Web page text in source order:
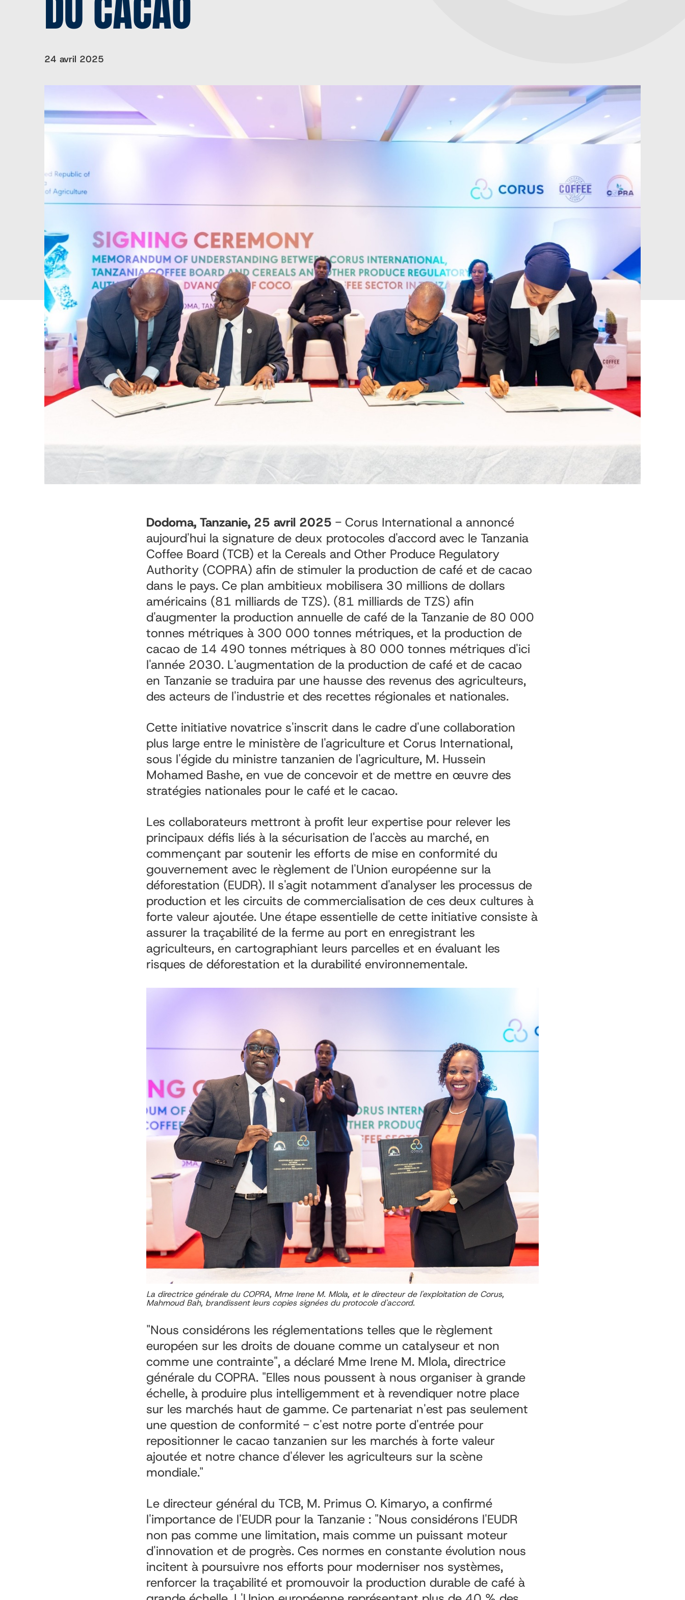
24 avril 2025
Dodoma, Tanzanie, 25 avril 2025 - Corus International a annoncé
aujourd'hui la signature de deux protocoles d'accord avec le Tanzania
Coffee Board (TCB) et la Cereals and Other Produce Regulatory
Authority (COPRA) afin de stimuler la production de café et de cacao
dans le pays. Ce plan ambitieux mobilisera 30 millions de dollars
américains (81 milliards de TZS). (81 milliards de TZS) afin
d'augmenter la production annuelle de café de la Tanzanie de 80 000
tonnes métriques à 300 000 tonnes métriques, et la production de
cacao de 14 490 tonnes métriques à 80 000 tonnes métriques d'ici
l'année 2030. L'augmentation de la production de café et de cacao
en Tanzanie se traduira par une hausse des revenus des agriculteurs,
des acteurs de l'industrie et des recettes régionales et nationales.
Cette initiative novatrice s'inscrit dans le cadre d'une collaboration
plus large entre le ministère de l'agriculture et Corus International,
sous l'égide du ministre tanzanien de l'agriculture, M. Hussein
Mohamed Bashe, en vue de concevoir et de mettre en œuvre des
stratégies nationales pour le café et le cacao.
Les collaborateurs mettront à profit leur expertise pour relever les
principaux défis liés à la sécurisation de l'accès au marché, en
commençant par soutenir les efforts de mise en conformité du
gouvernement avec le règlement de l'Union européenne sur la
déforestation (EUDR). Il s'agit notamment d'analyser les processus de
production et les circuits de commercialisation de ces deux cultures à
forte valeur ajoutée. Une étape essentielle de cette initiative consiste à
assurer la traçabilité de la ferme au port en enregistrant les
agriculteurs, en cartographiant leurs parcelles et en évaluant les
risques de déforestation et la durabilité environnementale.
La directrice générale du COPRA, Mme Irene M. Mlola, et le directeur de l'exploitation de Corus,
Mahmoud Bah, brandissent leurs copies signées du protocole d'accord.
"Nous considérons les réglementations telles que le règlement
européen sur les droits de douane comme un catalyseur et non
comme une contrainte", a déclaré Mme Irene M. Mlola, directrice
générale du COPRA. "Elles nous poussent à nous organiser à grande
échelle, à produire plus intelligemment et à revendiquer notre place
sur les marchés haut de gamme. Ce partenariat n'est pas seulement
une question de conformité - c'est notre porte d'entrée pour
repositionner le cacao tanzanien sur les marchés à forte valeur
ajoutée et notre chance d'élever les agriculteurs sur la scène
mondiale."
Le directeur général du TCB, M. Primus O. Kimaryo, a confirmé
l'importance de l'EUDR pour la Tanzanie : "Nous considérons l'EUDR
non pas comme une limitation, mais comme un puissant moteur
d'innovation et de progrès. Ces normes en constante évolution nous
incitent à poursuivre nos efforts pour moderniser nos systèmes,
renforcer la traçabilité et promouvoir la production durable de café à